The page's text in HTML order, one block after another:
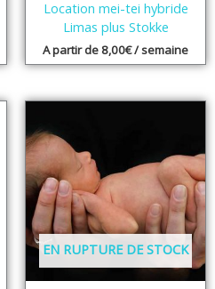
Location mei-tei hybride
Limas plus Stokke
A partir de 8,00€/ semaine
EN RUPTURE DE STOCK